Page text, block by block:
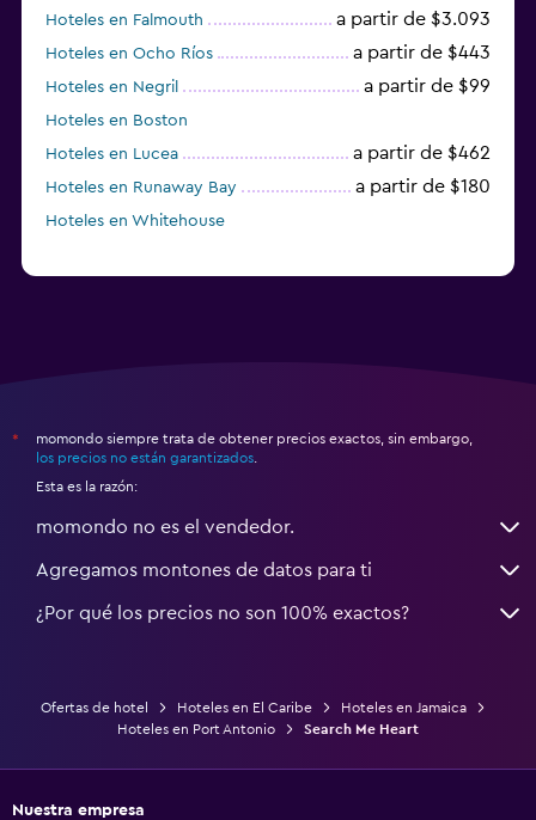
Hoteles en Falmouth a partir de $3.093
Hoteles en Ocho Ríos a partir de $443
Hoteles en Negril a partir de $99
Hoteles en Boston
Hoteles en Lucea
a partir de $462
Hoteles en Runaway Bay a partir de $180
Hoteles en Whitehouse
*
momondo siempre trata de obtener precios exactos, sin embargo,
los precios no están garantizados
Esta es la razón:
momondo no es el vendedor.
Agregamos montones de datos para ti
¿Por qué los precios no son 100% exactos?
Ofertas de hotel Hoteles en El Caribe
Hoteles en Jamaica
Hoteles en Port Antonio
Search Me Heart
Nuestra empresa